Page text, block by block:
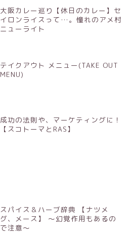
大阪カレー巡り【休日のカレー】セ
イロンライスって…。憧れのアメ村
ニューライト
テイクアウト メニュー(TAKE OUT
MENU)
成功の法則や、マーケティングに！
【スコトーマとRAS】
スパイス＆ハーブ辞典 【ナツメ
グ、メース】 ～幻覚作用もあるの
で注意～